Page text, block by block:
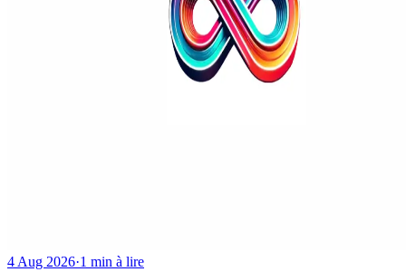
4 Aug 2026·1 min à lire